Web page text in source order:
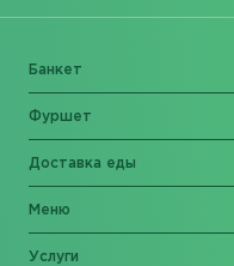
Банкет
Фуршет
Доставка еды
Меню
Услуги